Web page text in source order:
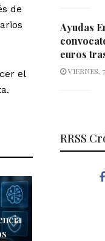
de
el
Ayudas
euros
VIERNES,
RRSS